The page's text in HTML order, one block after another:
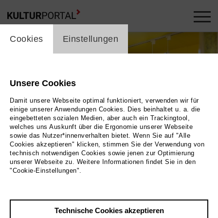
cookie_layer
Cookies Einstellungen
Unsere Cookies
Damit unsere Webseite optimal funktioniert, verwenden wir für
einige unserer Anwendungen Cookies. Dies beinhaltet u. a. die
eingebetteten sozialen Medien, aber auch ein Trackingtool,
welches uns Auskunft über die Ergonomie unserer Webseite
sowie das Nutzer*innenverhalten bietet. Wenn Sie auf "Alle
Cookies akzeptieren" klicken, stimmen Sie der Verwendung von
technisch notwendigen Cookies sowie jenen zur Optimierung
unserer Webseite zu. Weitere Informationen findet Sie in den
"Cookie-Einstellungen".
Technische Cookies akzeptieren